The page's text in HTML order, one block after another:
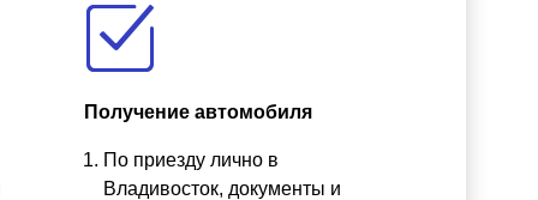
Получение автомобиля
По приезду лично в
Владивосток, документы и